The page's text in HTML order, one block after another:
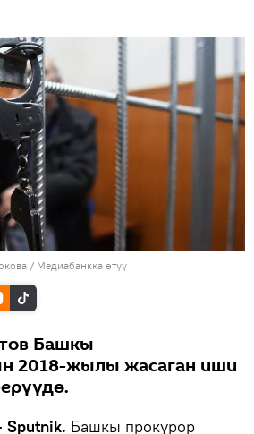
/ Медиабанкка өтүү
Башкы
2018-жылы жасаган иши
Башкы прокурор